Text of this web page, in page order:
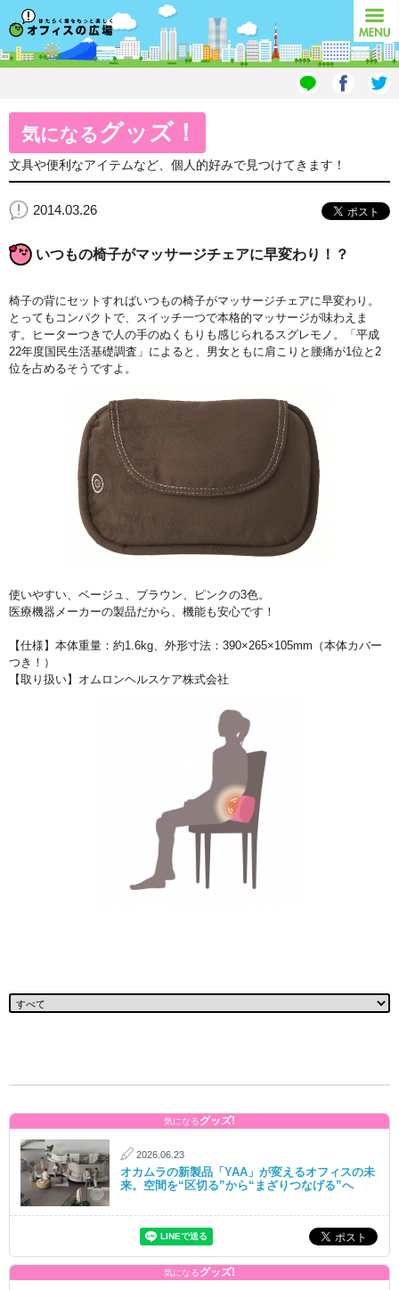
オフィスの広場 MENU
気になる グッズ！
文具や便利なアイテムなど、個人的好みで見つけてきます！
2014.03.26
いつもの椅子がマッサージチェアに早変わり！？
椅子の背にセットすればいつもの椅子がマッサージチェアに早変わり。
とってもコンパクトで、スイッチ一つで本格的マッサージが味わえま
す。ヒーターつきで人の手のぬくもりも感じられるスグレモノ。「平成
22年度国民生活基礎調査」によると、男女ともに肩こりと腰痛が1位と2
位を占めるそうですよ。
使いやすい、ベージュ、ブラウン、ピンクの3色。
医療機器メーカーの製品だから、機能も安心です！
【仕様】本体重量：約1.6kg、外形寸法：390×265×105mm（本体カバー
つき！）
【取り扱い】オムロンヘルスケア株式会社
気になるグッズ!
2026.06.23
オカムラの新製品「YAA」が変えるオフィスの未
来。空間を“区切る”から“まざりつなげる”へ
気になるグッズ!